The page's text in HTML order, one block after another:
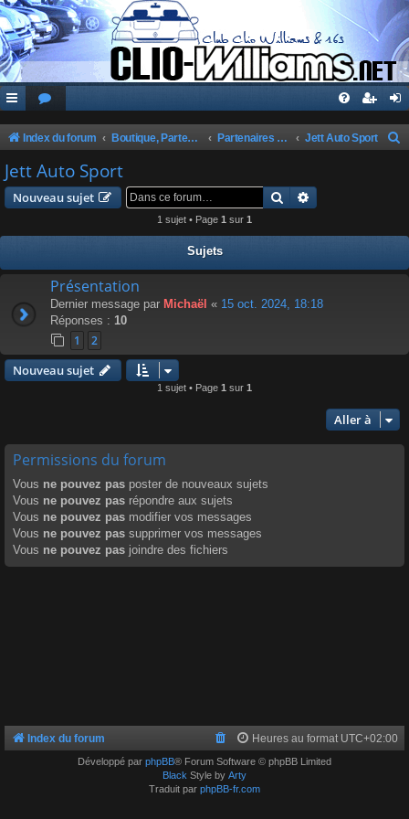
Index du forum Boutique, Partenaires, Petites Annonces, Commandes Groupées Partenaires du Club Jett Auto Sport
Jett Auto Sport
Nouveau sujet Rechercher
1 sujet • Page 1 sur 1
Sujets
Présentation
Dernier message par Michaël « 15 oct. 2024, 18:18
Réponses : 10
1 2
Nouveau sujet
1 sujet • Page 1 sur 1
Aller à
Permissions du forum
Vous ne pouvez pas poster de nouveaux sujets
Vous ne pouvez pas répondre aux sujets
Vous ne pouvez pas modifier vos messages
Vous ne pouvez pas supprimer vos messages
Vous ne pouvez pas joindre des fichiers
Index du forum Heures au format UTC+02:00
Développé par phpBB® Forum Software © phpBB Limited
Black Style by Arty
Traduit par phpBB-fr.com